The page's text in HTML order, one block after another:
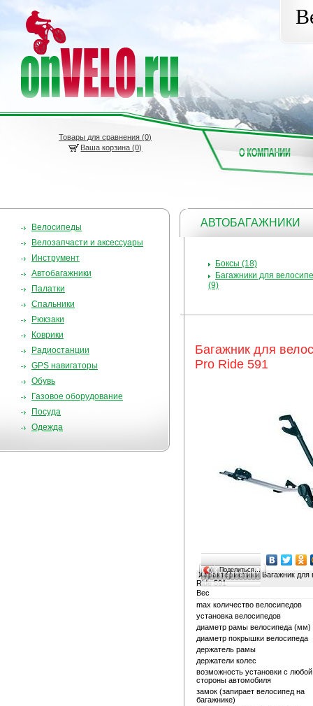
Товары для сравнения (0)
Ваша корзина (0)
Велосипеды
Велозапчасти и аксессуары
Инструмент
Автобагажники
Палатки
Спальники
Рюкзаки
Коврики
Радиостанции
GPS навигаторы
Обувь
Газовое оборудование
Посуда
Одежда
АВТОБАГАЖНИКИ
Боксы (18)
Багажники для
(9)
Багажник для
Pro Ride 591
Поделиться…
ХарактеристикиБагажник для
Ride 591
Вес
max количество велосипедов
установка велосипедов
диаметр рамы велосипеда (мм)
диаметр покрышки велосипеда
держатель рамы
держатели колес
возможность установки с любой
стороны автомобиля
замок (запирает велосипед на
багажнике)